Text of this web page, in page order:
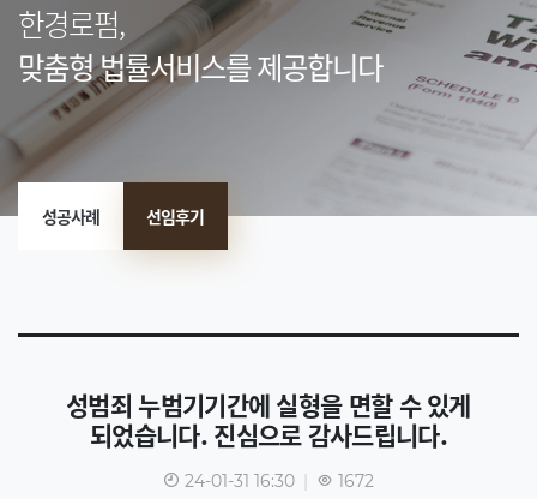
한경로펌,
맞춤형 법률서비스를 제공합니다
성공사례 선임후기
성범죄 누범기기간에 실형을 면할 수 있게
되었습니다. 진심으로 감사드립니다.
24-01-31 16:30 | 1672